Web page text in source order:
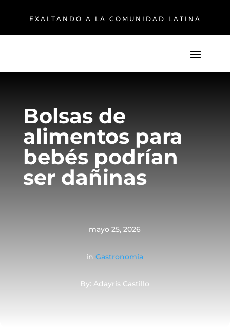
EXALTANDO A LA COMUNIDAD LATINA
Bolsas de
alimentos para
bebés podrían
ser dañinas
mayo 25, 2026
inGastronomía
By: Adayris Castillo